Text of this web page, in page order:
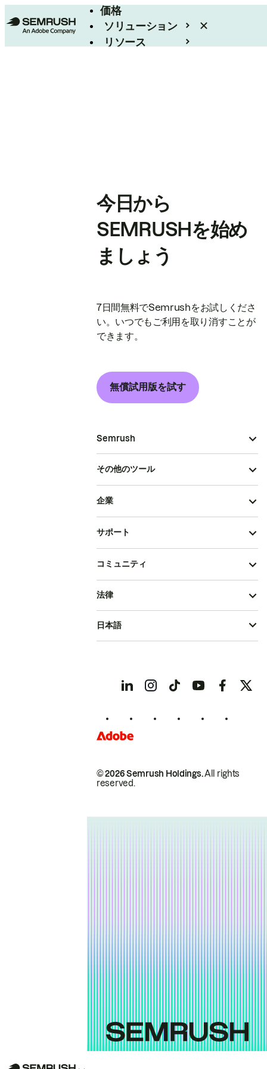
価格
ソリューション
リソース
今日から
SEMRUSHを始め
ましょう
7日間無料でSemrushをお試しくださ
い。いつでもご利用を取り消すことが
できます。
無償試用版を試す
Semrush
その他のツール
企業
サポート
コミュニティ
© 2026 Semrush Holdings.All rights
reserved.
法律
日本語